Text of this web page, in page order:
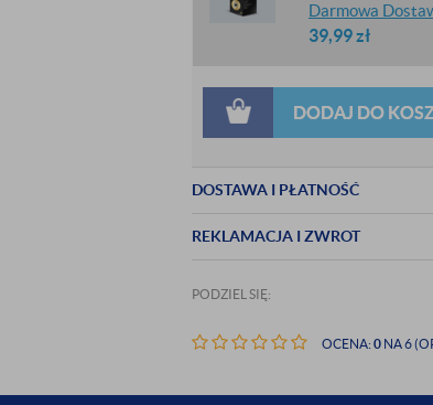
Darmowa
39,99zł
DODAJ DO
DOSTAWA I PŁATNOŚĆ
REKLAMACJA I ZWROT
PODZIEL SIĘ:
OCENA: 0 NA 6